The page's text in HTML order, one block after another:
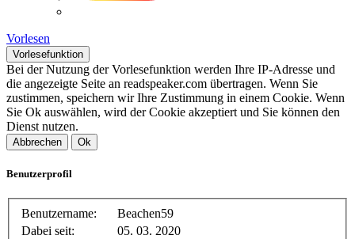
Vorlesen
Vorlesefunktion
Bei der Nutzung der Vorlesefunktion werden Ihre IP-Adresse und
die angezeigte Seite an readspeaker.com übertragen. Wenn Sie
zustimmen, speichern wir Ihre Zustimmung in einem Cookie. Wenn
Sie Ok auswählen, wird der Cookie akzeptiert und Sie können den
Dienst nutzen.
Abbrechen Ok
Benutzerprofil
Benutzername:
Beachen59
Dabei seit:
05. 03. 2020